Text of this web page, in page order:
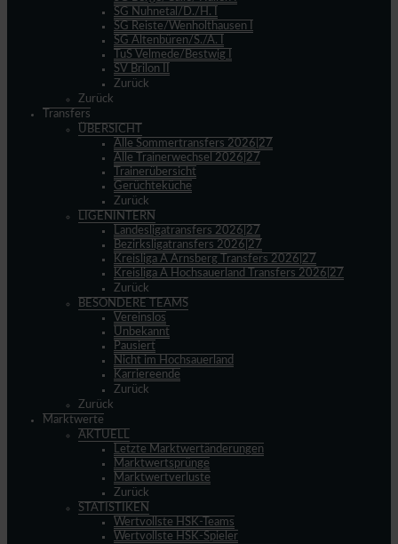
SG Nuhnetal/D./H. I
SG Reiste/Wenholthausen I
SG Altenbüren/S./A. I
TuS Velmede/Bestwig I
SV Brilon II
Zurück
Zurück
Transfers
ÜBERSICHT
Alle Sommertransfers 2026|27
Alle Trainerwechsel 2026|27
Trainerübersicht
Gerüchteküche
Zurück
LIGENINTERN
Landesligatransfers 2026|27
Bezirksligatransfers 2026|27
Kreisliga A Arnsberg Transfers 2026|27
Kreisliga A Hochsauerland Transfers 2026|27
Zurück
BESONDERE TEAMS
Vereinslos
Unbekannt
Pausiert
Nicht im Hochsauerland
Karriereende
Zurück
Zurück
Marktwerte
AKTUELL
Letzte Marktwertänderungen
Marktwertsprünge
Marktwertverluste
Zurück
STATISTIKEN
Wertvollste HSK-Teams
Wertvollste HSK-Spieler